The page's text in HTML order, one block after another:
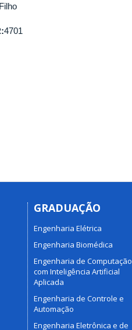
4701
GRADUAÇÃO
Engenharia Elétrica
Engenharia Biomédica
Engenharia de Computação
com Inteligência Artificial
Aplicada
Engenharia de Controle e
Automação
Engenharia Eletrônica e de